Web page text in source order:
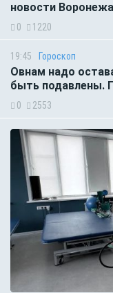
новости
0 1220
19:45 Гороскоп
Овнам надо
быть подавлены.
0 2553